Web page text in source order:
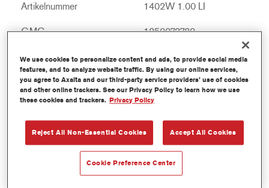
Artikelnummer 1402W 1.00 LI
GMC 1250073720
Ontdek meer
We use cookies to personalize content and ads, to provide social media
features, and to analyze website traffic. By using our online services,
you agree to Axalta and our third-party service providers’ use of cookies
and other online trackers. See our Privacy Policy to learn how we use
these cookies and trackers. Privacy Policy
Reject All Non-Essential Cookies Accept All Cookies
Cookie Preference Center